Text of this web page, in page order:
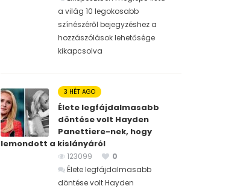
a világ 10 legokosabb
színészéről bejegyzéshez a
hozzászólások lehetősége
kikapcsolva
3 HÉT AGO
Élete legfájdalmasabb
döntése volt Hayden
Panettiere-nek, hogy
lemondott a kislányáról
123099
0
Élete legfájdalmasabb
döntése volt Hayden